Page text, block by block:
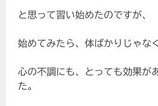
と思って習い始めたのですが、
始めてみたら、体ばかりじゃな
心の不調にも、とっても効果が
た。